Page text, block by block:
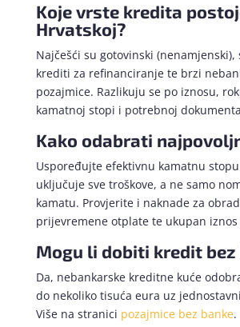
Koje vrste kredita
Hrvatskoj?
Najčešći su gotovinski (nenamjenski),
krediti za refinanciranje te brzi
pozajmice. Razlikuju se po iznosu,
kamatnoj stopi i potrebnoj
Kako odabrati
Uspoređujte efektivnu kamatnu stopu
uključuje sve troškove, a ne samo
kamatu. Provjerite i naknade za
prijevremene otplate te ukupan iznos
Mogu li dobiti kredit bez
Da, nebankarske kreditne kuće
do nekoliko tisuća eura uz
Više na stranici pozajmice bez banke.